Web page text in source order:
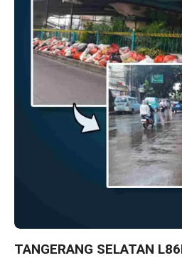
TANGERANG SELATAN